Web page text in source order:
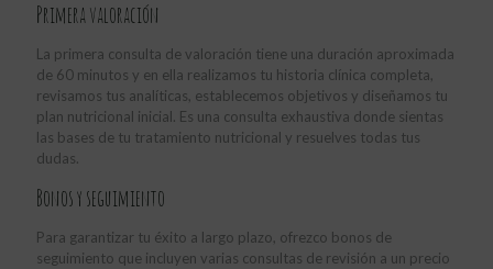
Primera valoración
La primera consulta de valoración tiene una duración aproximada
de 60 minutos y en ella realizamos tu historia clínica completa,
revisamos tus analíticas, establecemos objetivos y diseñamos tu
plan nutricional inicial. Es una consulta exhaustiva donde sientas
las bases de tu tratamiento nutricional y resuelves todas tus
dudas.
Bonos y seguimiento
Para garantizar tu éxito a largo plazo, ofrezco bonos de
seguimiento que incluyen varias consultas de revisión a un precio